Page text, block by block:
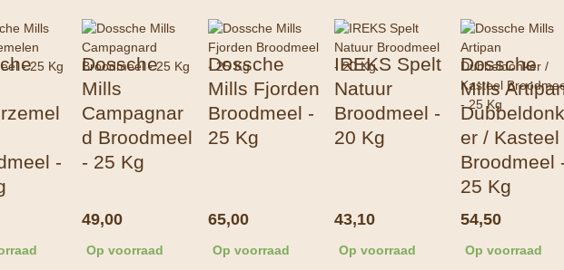
-
Dossche
Mills
Campagnar
d Broodmeel
- 25 Kg
49,00
Op voorraad
Dossche
Mills Fjorden
Broodmeel -
25 Kg
65,00
Op voorraad
IREKS Spelt
Natuur
Broodmeel -
20 Kg
43,10
Op voorraad
Dossche
Mills
Dubbeldonk
er / Kasteel
Broodmeel
25 Kg
54,50
Op voorraad